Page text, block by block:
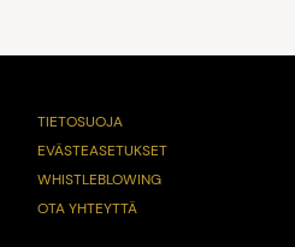
TIETOSUOJA
EVÄSTEASETUKSET
WHISTLEBLOWING
OTA YHTEYTTÄ